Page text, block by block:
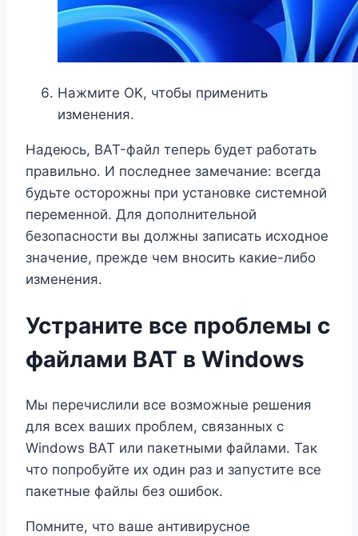
Нажмите OK, чтобы применить
изменения.
Надеюсь, BAT-файл теперь будет работать
правильно. И последнее замечание: всегда
будьте осторожны при установке системной
переменной. Для дополнительной
безопасности вы должны записать исходное
значение, прежде чем вносить какие-либо
изменения.
Устраните все проблемы с
файлами BAT в Windows
Мы перечислили все возможные решения
для всех ваших проблем, связанных с
Windows BAT или пакетными файлами. Так
что попробуйте их один раз и запустите все
пакетные файлы без ошибок.
Помните, что ваше антивирусное